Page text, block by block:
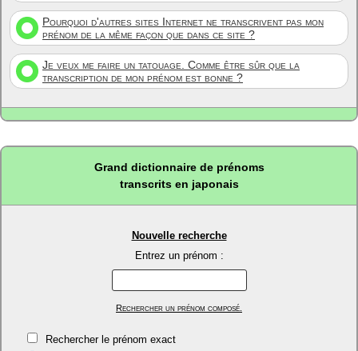
Pourquoi d'autres sites Internet ne transcrivent pas mon
prénom de la même façon que dans ce site ?
Je veux me faire un tatouage. Comme être sûr que la
transcription de mon prénom est bonne ?
Grand dictionnaire de prénoms
transcrits en japonais
Nouvelle recherche
Entrez un prénom :
Rechercher un prénom composé.
Rechercher le prénom exact